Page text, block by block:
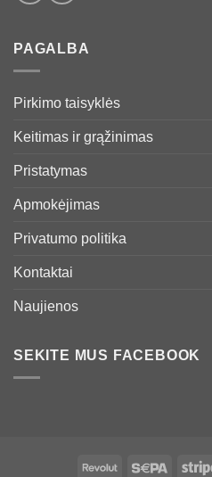
PAGALBA
Pirkimo taisyklės
Keitimas ir grąžinimas
Pristatymas
Apmokėjimas
Privatumo politika
Kontaktai
Naujienos
SEKITE MUS FACEBOOK